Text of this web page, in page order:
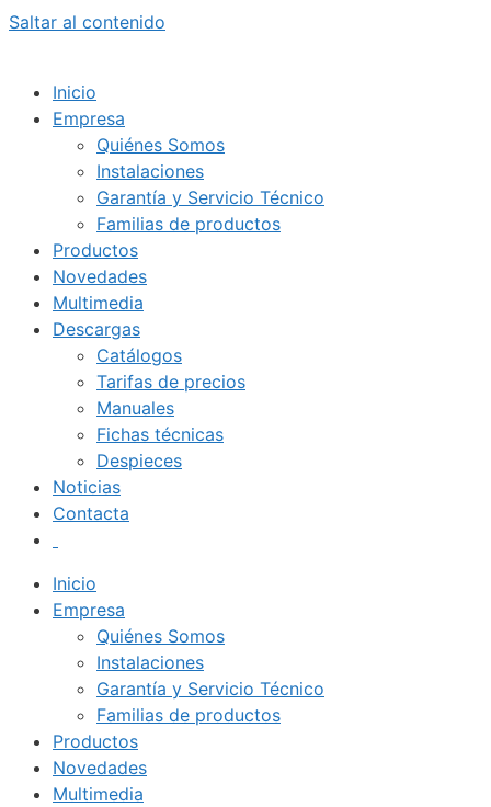
Saltar al contenido
Inicio
Empresa
Quiénes Somos
Instalaciones
Garantía y Servicio Técnico
Familias de productos
Productos
Novedades
Multimedia
Descargas
Catálogos
Tarifas de precios
Manuales
Fichas técnicas
Despieces
Noticias
Contacta
Inicio
Empresa
Quiénes Somos
Instalaciones
Garantía y Servicio Técnico
Familias de productos
Productos
Novedades
Multimedia